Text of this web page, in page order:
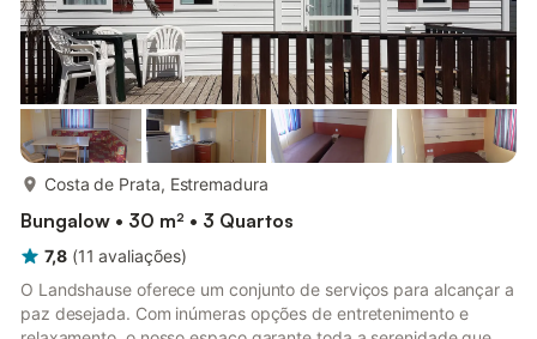
Costa de Prata, Estremadura
Bungalow • 30 m² • 3 Quartos
7,8 (11 avaliações)
O Landshause oferece um conjunto de serviços para alcançar a
paz desejada. Com inúmeras opções de entretenimento e